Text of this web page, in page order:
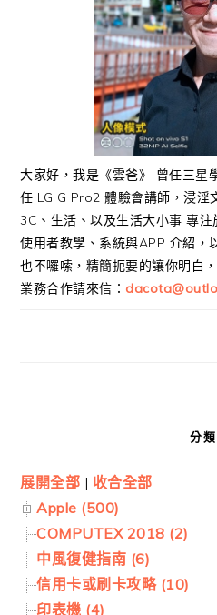
大家好，我是《雲爸》 曾任三星
任 LG G Pro2 體驗會講師，浸淫
3C、生活、以及生活大小事 專
使用者教學、系統與APP 介紹，
也不囉嗦，精簡扼要的讓你明白
業務合作請來信：
分類
展開全部 | 收合全部
Apple (500)
COMPUTEX 2018 (2)
中風復健指南 (6)
信用卡或刷卡攻略 (10)
印表機 (4)